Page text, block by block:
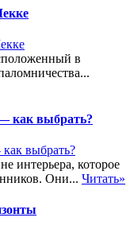
в
как выбрать?
интерьера, которое
Они... Читать»